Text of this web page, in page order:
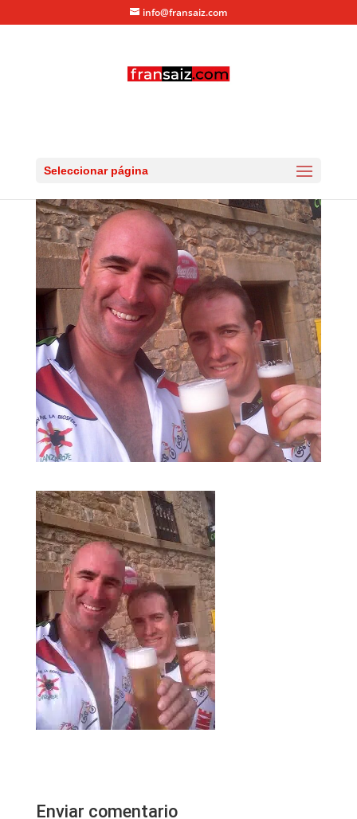
info@fransaiz.com
Seleccionar página
Enviar comentario